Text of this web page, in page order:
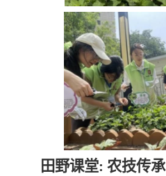
田野课堂: 农技传承